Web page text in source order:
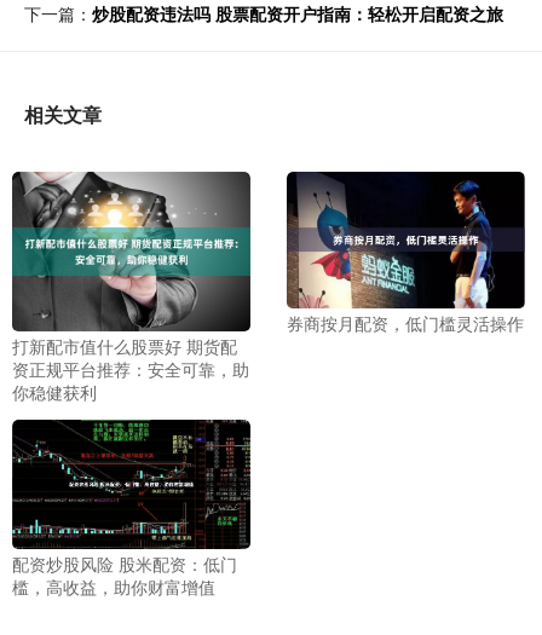
下一篇： 炒股配资违法吗 股票配资开户指南：轻松开启配资之旅
相关文章
打新配市值什么股票好 期货配
资正规平台推荐：安全可靠，助
你稳健获利
券商按月配资，低门槛灵活操作
配资炒股风险 股米配资：低门
槛，高收益，助你财富增值